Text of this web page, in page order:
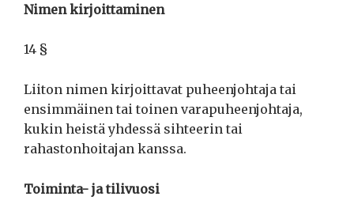
Nimen kirjoittaminen
14 §
Liiton nimen kirjoittavat puheenjohtaja tai
ensimmäinen tai toinen varapuheenjohtaja,
kukin heistä yhdessä sihteerin tai
rahastonhoitajan kanssa.
Toiminta- ja tilivuosi